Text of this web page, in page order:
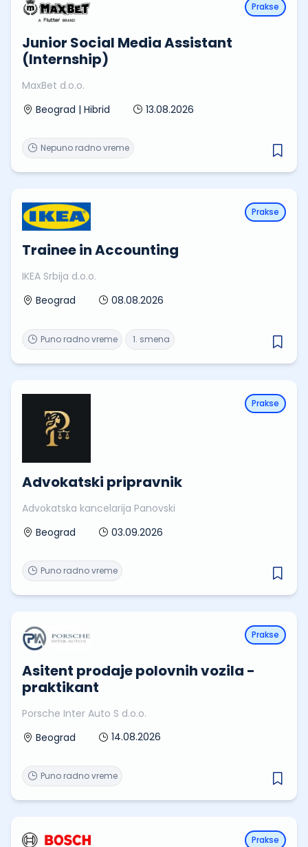
Prakse
Junior Social Media Assistant
(Internship)
MaxBet d.o.o.
Beograd | Hibrid
13.08.2026
Nepuno radno vreme
Prakse
Trainee in Accounting
IKEA Srbija d.o.o.
Beograd
08.08.2026
1. smena
Puno radno vreme
Prakse
Advokatski pripravnik
Advokatska kancelarija Panovski
Beograd
03.09.2026
Puno radno vreme
Prakse
Asitent prodaje polovnih vozila -
praktikant
Porsche Inter Auto S d.o.o.
Beograd
14.08.2026
Puno radno vreme
Prakse